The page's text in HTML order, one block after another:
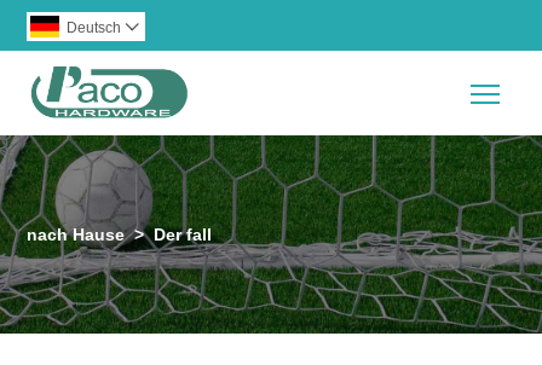
Deutsch 
nach Hause > Der fall